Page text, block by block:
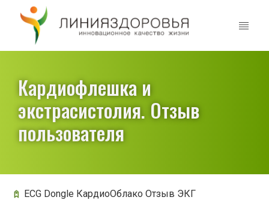
Кардиофлешка и
экстрасистолия. Отзыв
пользователя
ECG Dongle КардиоОблако Отзыв ЭКГ